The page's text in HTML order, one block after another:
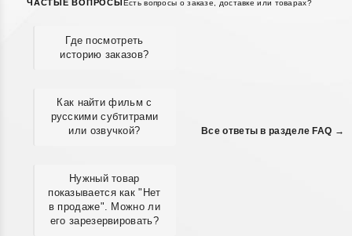
ЧАСТЫЕ ВОПРОСЫ Есть вопросы о заказе, доставке или товарах?
Где посмотреть
историю заказов?
Как найти фильм с
русскими субтитрами
или озвучкой?
Нужный товар
показывается как "Нет
в продаже". Можно ли
его зарезервировать?
Все ответы в разделе FAQ →